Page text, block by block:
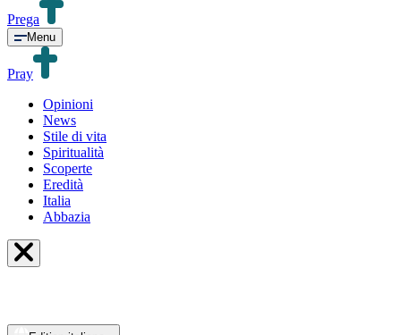
Prega
Menu
Pray
Opinioni
News
Stile di vita
Spiritualità
Scoperte
Eredità
Italia
Abbazia